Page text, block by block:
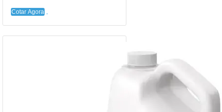
Cotar Agora